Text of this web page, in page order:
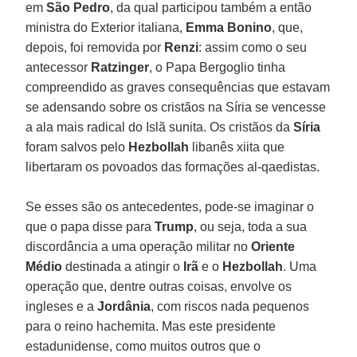
emSão Pedro, da qual participou também a então
ministra do Exterior italiana, Emma Bonino, que,
depois, foi removida por Renzi: assim como o seu
antecessor Ratzinger, o Papa Bergoglio tinha
compreendido as graves consequências que estavam
se adensando sobre os cristãos na Síria se vencesse
a ala mais radical do Islã sunita. Os cristãos daSíria
foram salvos pelo Hezbollah libanês xiita que
libertaram os povoados das formações al-qaedistas.
Se esses são os antecedentes, pode-se imaginar o
que o papa disse paraTrump, ou seja, toda a sua
discordância a uma operação militar noOriente
Médiodestinada a atingir o Irã e o Hezbollah. Uma
operação que, dentre outras coisas, envolve os
ingleses e aJordânia, com riscos nada pequenos
para o reino hachemita. Mas este presidente
estadunidense, como muitos outros que o